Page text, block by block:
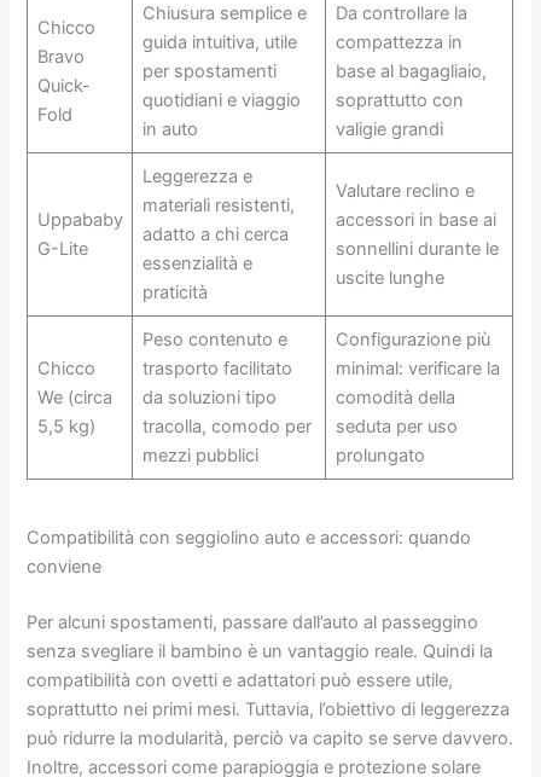
Chicco
Bravo
Quick-
Fold
Chiusura semplice e
guida intuitiva, utile
per spostamenti
quotidiani e viaggio
in auto
Da controllare la
compattezza in
base al bagagliaio,
soprattutto con
valigie grandi
Uppababy
G-Lite
Leggerezza e
materiali resistenti,
adatto a chi cerca
essenzialità e
praticità
Valutare reclino e
accessori in base ai
sonnellini durante le
uscite lunghe
Chicco
We (circa
5,5 kg)
Peso contenuto e
trasporto facilitato
da soluzioni tipo
tracolla, comodo per
mezzi pubblici
Configurazione più
minimal: verificare la
comodità della
seduta per uso
prolungato
Compatibilità con seggiolino auto e accessori: quando
conviene
Per alcuni spostamenti, passare dall’auto al passeggino
senza svegliare il bambino è un vantaggio reale. Quindi la
compatibilità con ovetti e adattatori può essere utile,
soprattutto nei primi mesi. Tuttavia, l’obiettivo di leggerezza
può ridurre la modularità, perciò va capito se serve davvero.
Inoltre, accessori come parapioggia e protezione solare